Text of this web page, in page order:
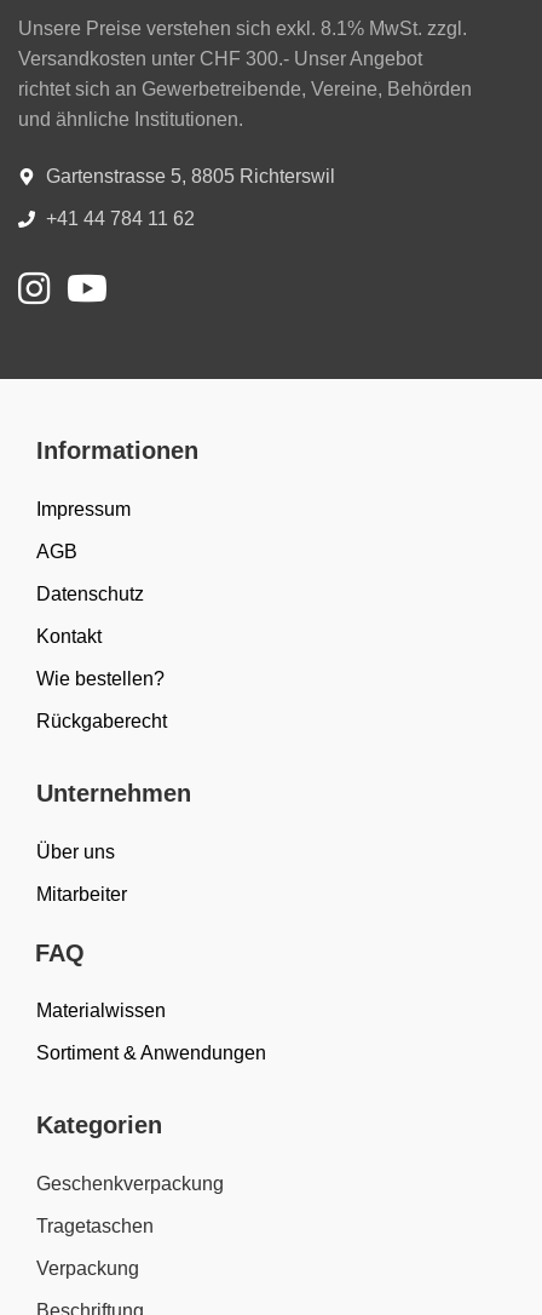
Unsere Preise verstehen sich exkl. 8.1% MwSt. zzgl.
Versandkosten unter CHF 300.- Unser Angebot
richtet sich an Gewerbetreibende, Vereine, Behörden
und ähnliche Institutionen.
Gartenstrasse 5, 8805 Richterswil
+41 44 784 11 62
Informationen
Impressum
AGB
Datenschutz
Kontakt
Wie bestellen?
Rückgaberecht
Unternehmen
Über uns
Mitarbeiter
FAQ
Materialwissen
Sortiment & Anwendungen
Kategorien
Geschenkverpackung
Tragetaschen
Verpackung
Beschriftung